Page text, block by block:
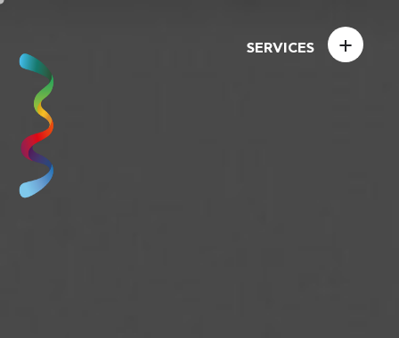
SERVICES +